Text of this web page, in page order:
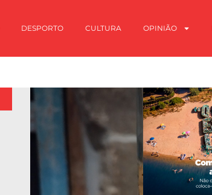
DESPORTO CULTURA OPINIÃO